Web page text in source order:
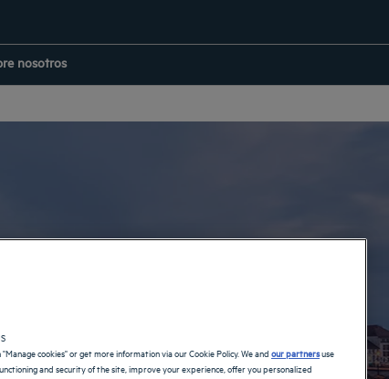
nosotros
en: Marne
VOLVER A GRAN ESTE
cookies" or get more information via our Cookie Policy. We andour partnersuse
and security of the site, improve your experience, offer you personalized